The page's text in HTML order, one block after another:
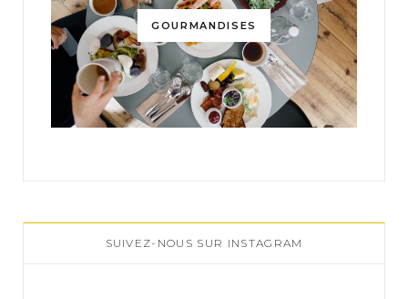
GOURMANDISES
SUIVEZ-NOUS SUR INSTAGRAM